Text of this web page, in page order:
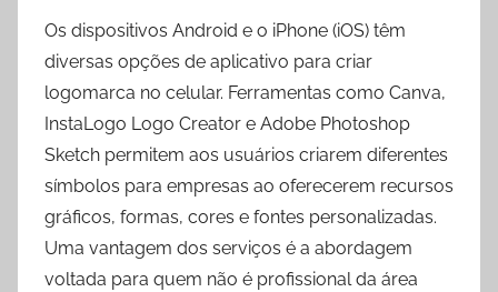
Os dispositivos Android e o iPhone (iOS) têm
diversas opções de aplicativo para criar
logomarca no celular. Ferramentas como Canva,
InstaLogo Logo Creator e Adobe Photoshop
Sketch permitem aos usuários criarem diferentes
símbolos para empresas ao oferecerem recursos
gráficos, formas, cores e fontes personalizadas.
Uma vantagem dos serviços é a abordagem
voltada para quem não é profissional da área